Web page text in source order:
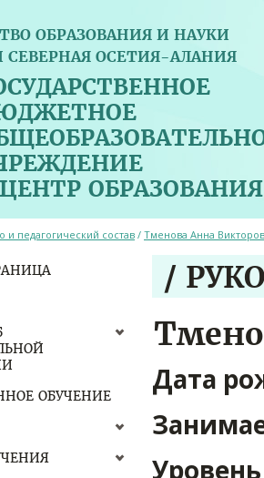
ОБРАЗОВАНИЯ И НАУКИ
СЕВЕРНАЯ ОСЕТИЯ-АЛАНИЯ
ОБУЧЕНИЕ
и педагогический состав/ Тменова Анна
/
Дата